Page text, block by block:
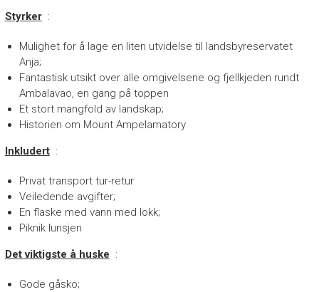
Styrker:
Mulighet for å lage en liten utvidelse til landsbyreservatet
Anja;
Fantastisk utsikt over alle omgivelsene og fjellkjeden rundt
Ambalavao, en gang på toppen
Et stort mangfold av landskap;
Historien om Mount Ampelamatory
Inkludert:
Privat transport tur-retur
Veiledende avgifter;
En flaske med vann med lokk;
Piknik lunsjen
Det viktigste å huske :
Gode ​​gåsko;